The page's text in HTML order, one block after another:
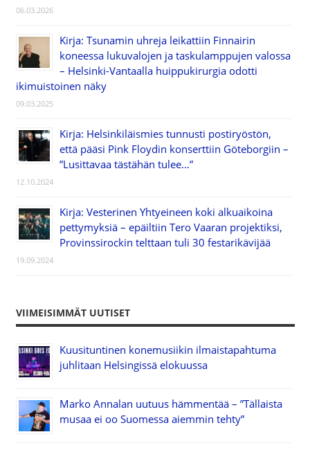
06.03.2026
Kirja: Tsunamin uhreja leikattiin Finnairin
koneessa lukuvalojen ja taskulamppujen valossa
– Helsinki-Vantaalla huippukirurgia odotti
ikimuistoinen näky
09.03.2025
Kirja: Helsinkiläismies tunnusti postiryöstön,
että pääsi Pink Floydin konserttiin Göteborgiin –
”Lusittavaa tästähän tulee…”
12.10.2024
Kirja: Vesterinen Yhtyeineen koki alkuaikoina
pettymyksiä – epäiltiin Tero Vaaran projektiksi,
Provinssirockin telttaan tuli 30 festarikävijää
19.09.2024
VIIMEISIMMÄT UUTISET
Kuusituntinen konemusiikin ilmaistapahtuma
juhlitaan Helsingissä elokuussa
Marko Annalan uutuus hämmentää – ”Tällaista
musaa ei oo Suomessa aiemmin tehty”